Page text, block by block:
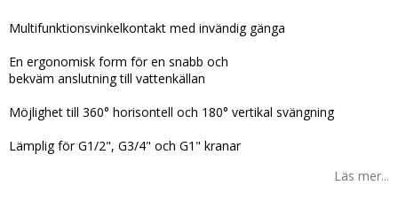
Multifunktionsvinkelkontakt med invändig gänga
En ergonomisk form för en snabb och
bekväm anslutning till vattenkällan
Möjlighet till 360° horisontell och 180° vertikal svängning
Lämplig för G1/2", G3/4" och G1" kranar
Läs mer...